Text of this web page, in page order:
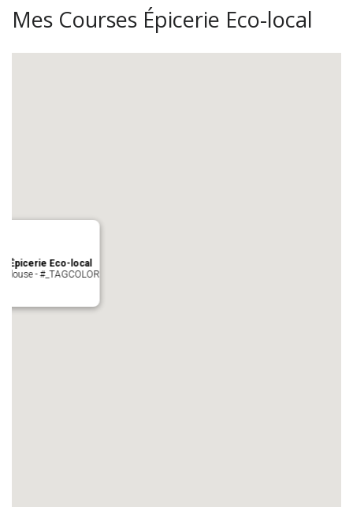
Mes Courses Épicerie Eco-local
Épicerie Eco-local
- #_TAGCOLOR